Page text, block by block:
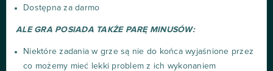
Dostępna za darmo
ALE GRA POSIADA TAKŻE PARĘ MINUSÓW:
Niektóre zadania w grze są nie do końca wyjaśnione przez
co możemy mieć lekki problem z ich wykonaniem